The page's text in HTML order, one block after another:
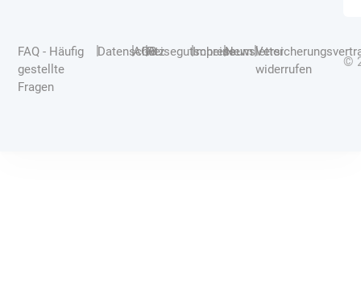
FAQ - Häufig
gestellte
Fragen
|Datenschutz
|AGB
|Reisegutscheine
|Impressum
|Newsletter
|
widerrufen
©